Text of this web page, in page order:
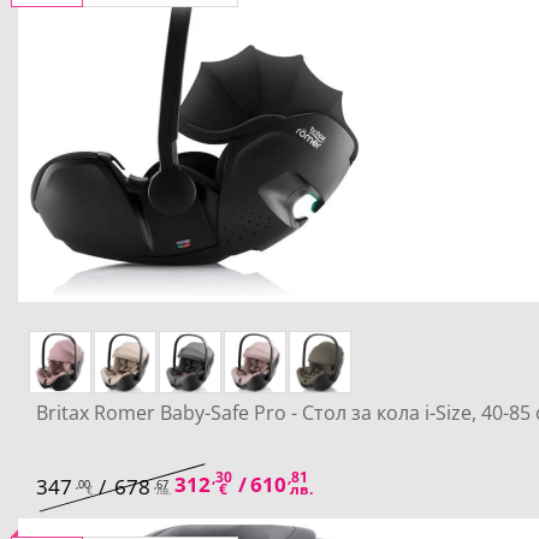
Britax Romer Baby-Safe Pro - Стол за кола i-Size, 40-85
347 ,00€ /678 ,67
лв. 312,30
€ /610,81
лв.